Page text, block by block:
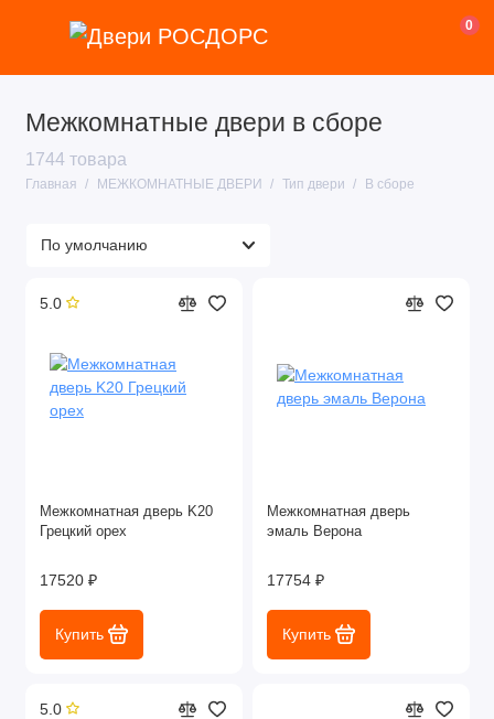
0
Межкомнатные двери в сборе
1744 товара
Главная МЕЖКОМНАТНЫЕ ДВЕРИ Тип двери В сборе
5.0
Межкомнатная дверь K20
Грецкий орех
17520 ₽
Купить
Межкомнатная дверь
эмаль Верона
17754 ₽
Купить
5.0